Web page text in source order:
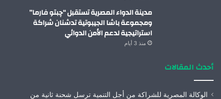
مدينة الدواء المصرية تستقبل “چبتو فارما”
ومجموعة باشا الجيبوتية تدشنان شراكة
استراتيجية لدعم الأمن الدوائي
منذ 3 أيام
أحدث المقالات
الوكالة المصرية للشراكة من أجل التنمية ترسل شحنة ثانية من